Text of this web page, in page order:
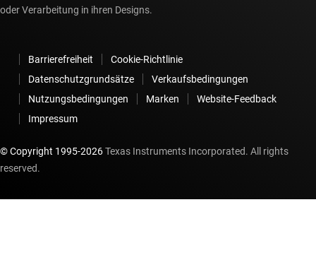
oder Verarbeitung in ihren Designs.
Barrierefreiheit
Cookie-Richtlinie
Datenschutzgrundsätze
Verkaufsbedingungen
Nutzungsbedingungen
Marken
Website-Feedback
Impressum
© Copyright 1995-2026Texas Instruments Incorporated. All rights
reserved.